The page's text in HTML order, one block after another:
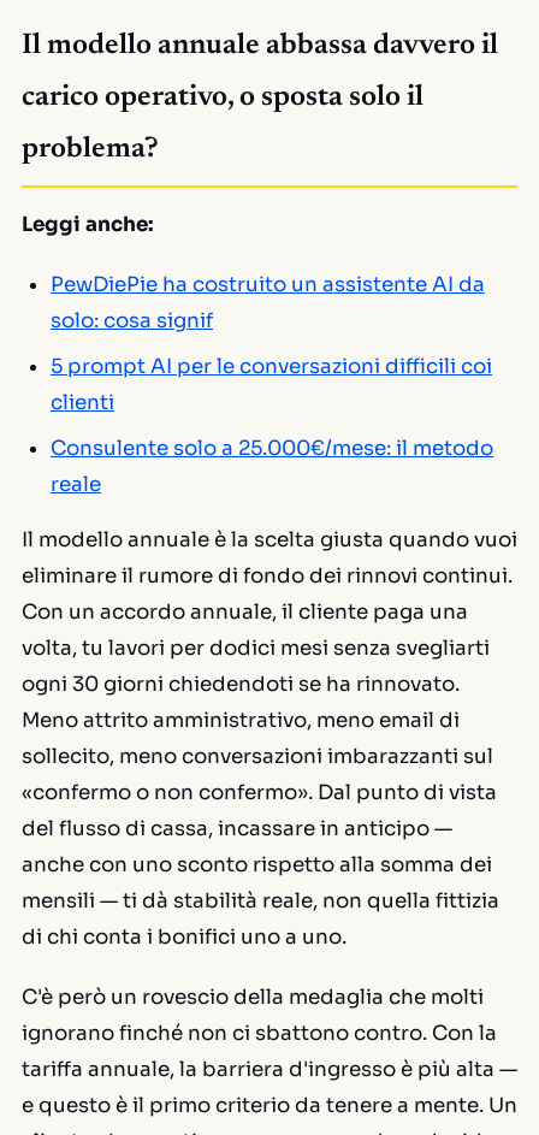
Il modello annuale abbassa davvero il
carico operativo, o sposta solo il
problema?
Leggi anche:
PewDiePie ha costruito un assistente AI da
solo: cosa signif
5 prompt AI per le conversazioni difficili coi
clienti
Consulente solo a 25.000€/mese: il metodo
reale
Il modello annuale è la scelta giusta quando vuoi
eliminare il rumore di fondo dei rinnovi continui.
Con un accordo annuale, il cliente paga una
volta, tu lavori per dodici mesi senza svegliarti
ogni 30 giorni chiedendoti se ha rinnovato.
Meno attrito amministrativo, meno email di
sollecito, meno conversazioni imbarazzanti sul
«confermo o non confermo». Dal punto di vista
del flusso di cassa, incassare in anticipo —
anche con uno sconto rispetto alla somma dei
mensili — ti dà stabilità reale, non quella fittizia
di chi conta i bonifici uno a uno.
C'è però un rovescio della medaglia che molti
ignorano finché non ci sbattono contro. Con la
tariffa annuale, la barriera d'ingresso è più alta —
e questo è il primo criterio da tenere a mente. Un